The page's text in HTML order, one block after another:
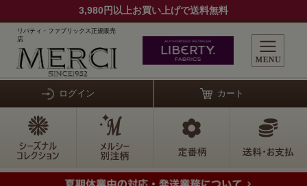
3,980円以上お買い上げで送料無料
リバティ・ファブリックス正規販売
店
ログイン カート